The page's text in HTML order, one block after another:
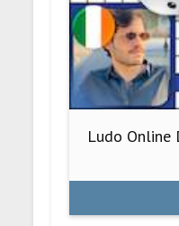
Ludo Online